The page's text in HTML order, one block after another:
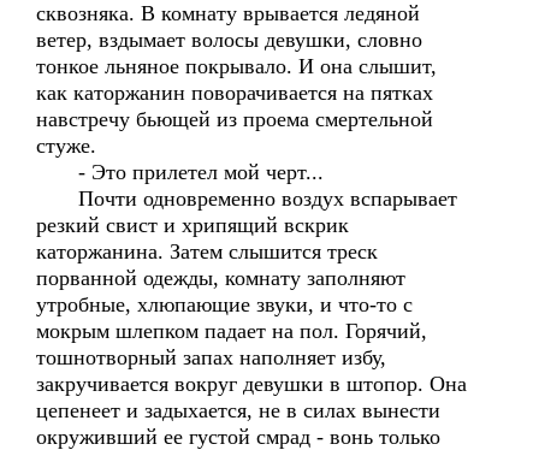
сквозняка. В комнату врывается ледяной
ветер, вздымает волосы девушки, словно
тонкое льняное покрывало. И она слышит,
как каторжанин поворачивается на пятках
навстречу бьющей из проема смертельной
стуже.
- Это прилетел мой черт...
Почти одновременно воздух вспарывает
резкий свист и хрипящий вскрик
каторжанина. Затем слышится треск
порванной одежды, комнату заполняют
утробные, хлюпающие звуки, и что-то с
мокрым шлепком падает на пол. Горячий,
тошнотворный запах наполняет избу,
закручивается вокруг девушки в штопор. Она
цепенеет и задыхается, не в силах вынести
окруживший ее густой смрад - вонь только